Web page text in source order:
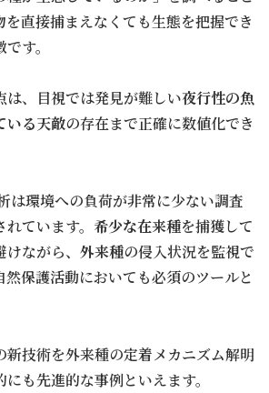
を直接捕まえなくても生態を把握でき
す。
は、目視では発見が難しい夜行性の魚
いる天敵の存在まで正確に数値化でき
は環境への負荷が非常に少ない調査
ています。 希少な在来種を捕獲して
ながら、 外来種の侵入状況を監視で
然保護活動においても必須のツールと
新技術を外来種の定着メカニズム解明
も先進的な事例といえます。